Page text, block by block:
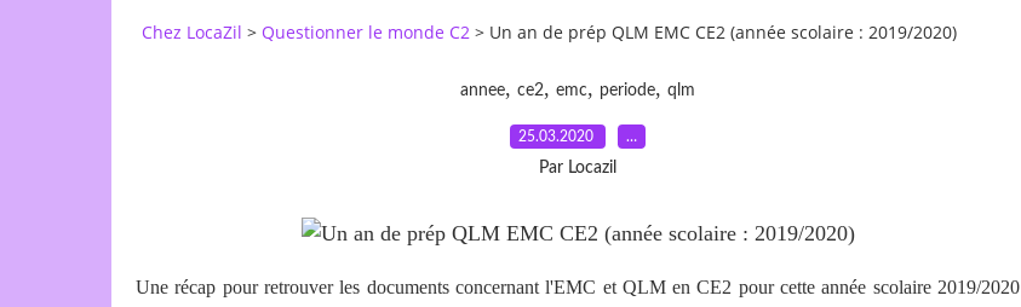
Chez LocaZil > Questionner le monde C2 > Un an de prép QLM EMC CE2 (année scolaire : 2019/2020)
annee, ce2, emc, periode, qlm
25.03.2020 …
Par Locazil
Une récap pour retrouver les documents concernant l'EMC et QLM en CE2 pour cette année scolaire 2019/2020